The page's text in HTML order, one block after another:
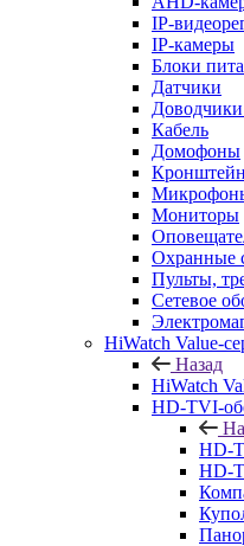
IP-
IP-камеры
Блоки
Датчики
Доводчики
Кабель
Домофоны
Мониторы
Охранные
Пульты,
Сетевое
HiWatch Value-
Назад
HiWatch
HD-TVI-
HD-
HD-